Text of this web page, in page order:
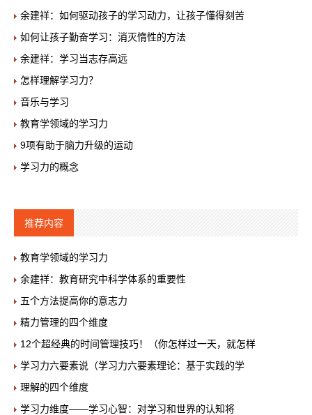
余建祥：如何驱动孩子的学习动力，让孩子懂得刻苦
如何让孩子勤奋学习：消灭惰性的方法
余建祥：学习当志存高远
怎样理解学习力？
音乐与学习
教育学领域的学习力
9项有助于脑力升级的运动
学习力的概念
推荐内容
教育学领域的学习力
余建祥：教育研究中科学体系的重要性
五个方法提高你的意志力
精力管理的四个维度
12个超经典的时间管理技巧！（你怎样过一天，就怎样
学习力六要素说（学习力六要素理论：基于实践的学
理解的四个维度
学习力维度——学习心智：对学习和世界的认知将